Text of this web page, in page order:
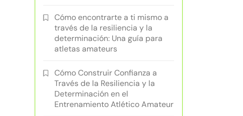
Cómo encontrarte a ti mismo a
través de la resiliencia y la
determinación: Una guía para
atletas amateurs
Cómo Construir Confianza a
Través de la Resiliencia y la
Determinación en el
Entrenamiento Atlético Amateur